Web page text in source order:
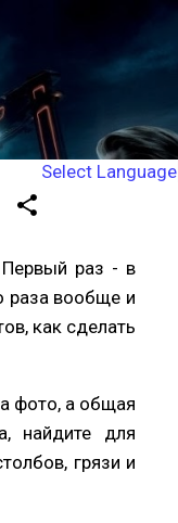
Select Language
раз - в
раза вообще и
как сделать
фото, а общая
найдите для
грязи и